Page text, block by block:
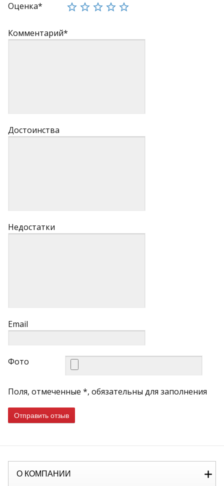
Оценка*
Комментарий*
Достоинства
Недостатки
Email
Фото
Поля, отмеченные *, обязательны для заполнения
Отправить отзыв
О КОМПАНИИ